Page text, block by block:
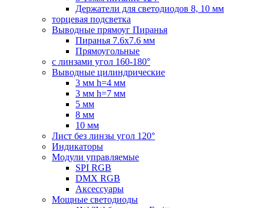
Держатели для светодиодов 8, 10 мм
торцевая подсветка
Выводные прямоуг Пиранья
Пиранья 7.6x7.6 мм
Прямоугольные
с линзами угол 160-180°
Выводные цилиндрические
3 мм h=4 мм
3 мм h=7 мм
5 мм
8 мм
10 мм
Лист без линзы угол 120°
Индикаторы
Модули управляемые
SPI RGB
DMX RGB
Аксессуары
Мощные светодиоды